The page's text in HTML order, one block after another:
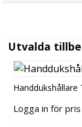
Utvalda
Handdukshållare
Logga in för pris